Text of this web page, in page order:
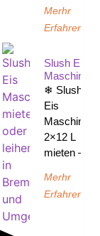
Merhr
Erfahren
Slush Eis
Maschine
❄ Slush-
Eis
Maschine
2×12 L
mieten –
Merhr
Erfahren